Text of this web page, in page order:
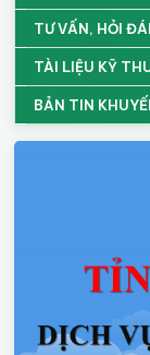
TƯ VẤN, HỎI
TÀI LIỆU KỸ
BẢN TIN